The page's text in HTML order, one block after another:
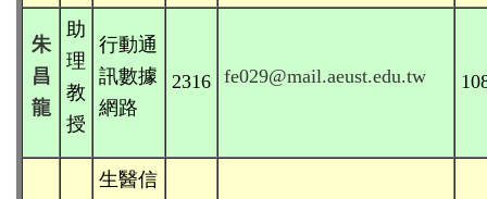
朱
昌
龍
助
理
教
授
行動通
訊數據
網路
2316 fe029@mail.aeust.edu.tw
生醫信